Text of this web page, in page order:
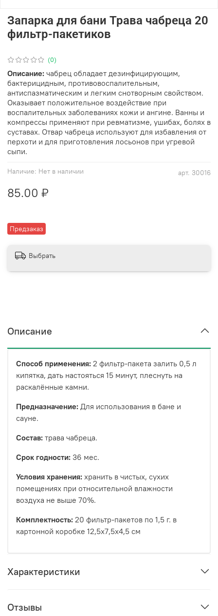
(0)
арт. 30016
Наличие: Нет в наличии
Предзаказ
Запарка для бани Трава чабреца 20
фильтр-пакетиков
85.00 ₽
Описание: чабрец обладает дезинфицирующим,
бактерицидным, противовоспалительным,
антиспазматическим и легким снотворным свойством.
Оказывает положительное воздействие при
воспалительных заболеваниях кожи и ангине. Ванны и
компрессы применяют при ревматизме, ушибах, болях в
суставах. Отвар чабреца используют для избавления от
перхоти и для приготовления лосьонов при угревой
сыпи.
Выбрать
Описание
Способ применения: 2 фильтр-пакета залить 0,5 л
кипятка, дать настояться 15 минут, плеснуть на
раскалённые камни.
Предназначение: Для использования в бане и
сауне.
Состав: трава чабреца.
Срок годности: 36 мес.
Условия хранения: хранить в чистых, сухих
помещениях при относительной влажности
воздуха не выше 70%.
Комплектность: 20 фильтр-пакетов по 1,5 г. в
картонной коробке 12,5х7,5х4,5 см
Характеристики
Отзывы